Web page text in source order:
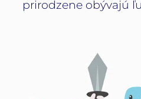
prirodzene obývajú